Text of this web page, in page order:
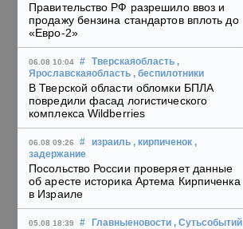
Правительство РФ разрешило ввоз и
продажу бензина стандартов вплоть до
«Евро-2»
06.08 10:04 # Тверскаяобласть ,
Ярославскаяобласть , беспилотники
В Тверской области обломки БПЛА
повредили фасад логистического
комплекса Wildberries
06.08 09:26 # израиль , кирпиченок ,
задержание
Посольство России проверяет данные
об аресте историка Артема Кирпиченка
в Израиле
05.08 18:39 # Главныеновости , Сутьсобытий